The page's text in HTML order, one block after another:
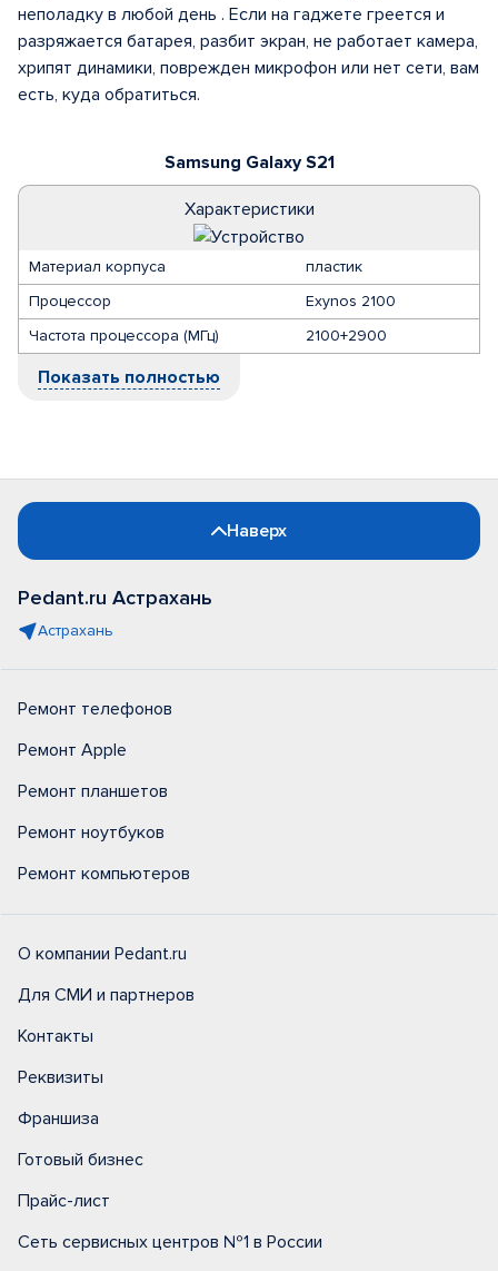
Samsung Galaxy S21
Характеристики
Материал корпуса
пластик
Процессор
Exynos 2100
Частота процессора (МГц)
2100+2900
Показать полностью
неполадку в любой день . Если на гаджете греется и
разряжается батарея, разбит экран, не работает камера,
хрипят динамики, поврежден микрофон или нет сети, вам
есть, куда обратиться.
Наверх
Pedant.ru Астрахань
Астрахань
Ремонт телефонов
Ремонт Apple
Ремонт планшетов
Ремонт ноутбуков
Ремонт компьютеров
О компании Pedant.ru
Для СМИ и партнеров
Контакты
Реквизиты
Франшиза
Готовый бизнес
Прайс-лист
Сеть сервисных центров №1 в России